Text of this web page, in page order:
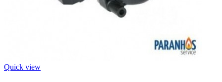
Quick view